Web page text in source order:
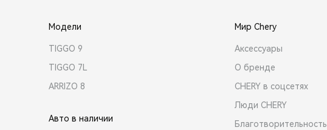
Модели
TIGGO 9
TIGGO 7L
ARRIZO 8
Авто в наличии
Мир Chery
Аксессуары
О бренде
CHERY в соцсетях
Люди CHERY
Благотворительность